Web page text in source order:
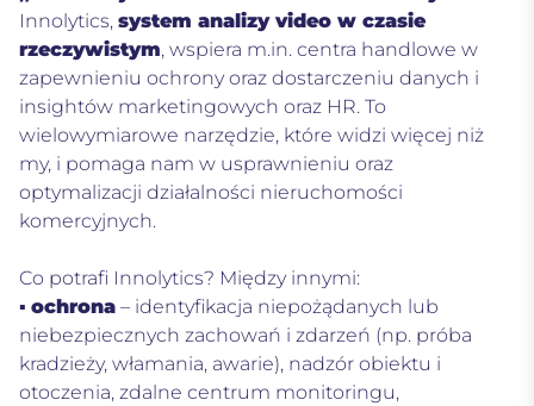
Innolytics, system analizy video w czasie
rzeczywistym, wspiera m.in. centra handlowe w
zapewnieniu ochrony oraz dostarczeniu danych i
insightów marketingowych oraz HR. To
wielowymiarowe narzędzie, które widzi więcej niż
my, i pomaga nam w usprawnieniu oraz
optymalizacji działalności nieruchomości
komercyjnych.
Co potrafi Innolytics? Między innymi:
▪ ochrona – identyfikacja niepożądanych lub
niebezpiecznych zachowań i zdarzeń (np. próba
kradzieży, włamania, awarie), nadzór obiektu i
otoczenia, zdalne centrum monitoringu,